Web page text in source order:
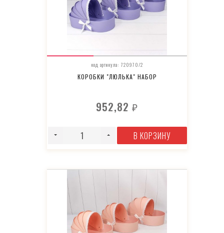
код артикула: 720970/2
КОРОБКИ "ЛЮЛЬКА" НАБОР
952,82₽
В КОРЗИНУ